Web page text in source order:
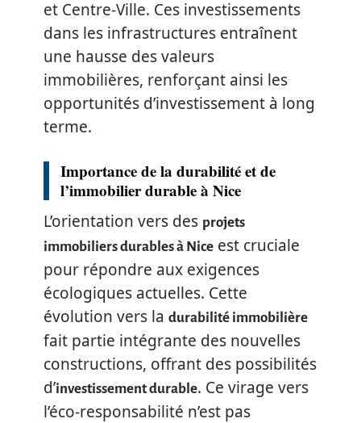
et Centre-Ville. Ces investissements
dans les infrastructures entraînent
une hausse des valeurs
immobilières, renforçant ainsi les
opportunités d’investissement à long
terme.
Importance de la durabilité et de
l’immobilier durable à Nice
L’orientation vers des projets
immobiliers durables à Nice est cruciale
pour répondre aux exigences
écologiques actuelles. Cette
évolution vers la durabilité immobilière
fait partie intégrante des nouvelles
constructions, offrant des possibilités
d’investissement durable. Ce virage vers
l’éco-responsabilité n’est pas